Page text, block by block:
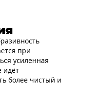
при
усиленная
идёт
более чистый и